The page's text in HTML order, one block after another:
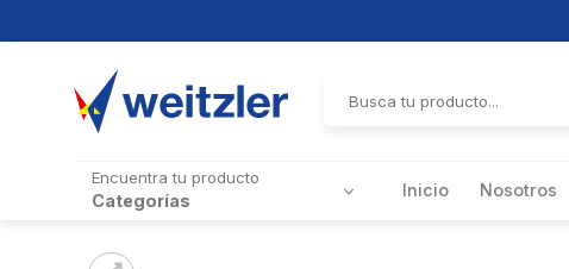
por:
Encuentra tu producto
Categorías Inicio Nosotros